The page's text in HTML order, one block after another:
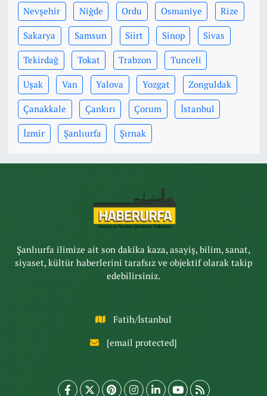
Nevşehir Niğde Ordu Osmaniye Rize
Sakarya Samsun Siirt Sinop Sivas
Tekirdağ Tokat Trabzon Tunceli
Uşak Van Yalova Yozgat Zonguldak
Çanakkale Çankırı Çorum İstanbul
İzmir Şanlıurfa Şırnak
Şanlıurfa ilimize ait son dakika kaza, asayiş, bilim, sanat,
siyaset, kültür haberlerini tarafsız ve objektif olarak takip
edebilirsiniz.
Fatih/İstanbul
[email protected]